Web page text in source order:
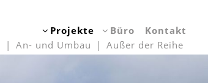
Projekte
Außer der Reihe
An- und Umbau
Büro Kontakt